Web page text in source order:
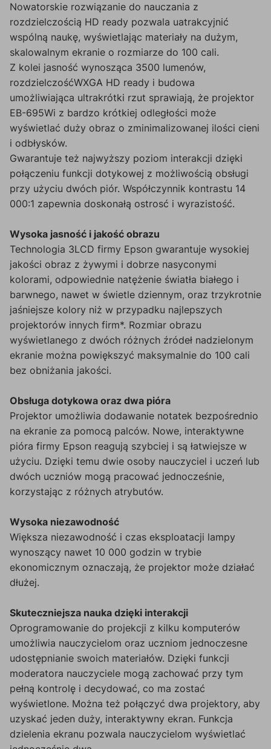
Nowatorskie rozwiązanie do nauczania z
rozdzielczością HD ready pozwala uatrakcyjnić
wspólną naukę, wyświetlając materiały na dużym,
skalowalnym ekranie o rozmiarze do 100 cali.
Z kolei jasność wynosząca 3500 lumenów,
rozdzielczośćWXGA HD ready i budowa
umożliwiająca ultrakrótki rzut sprawiają, że projektor
EB-695Wi z bardzo krótkiej odległości może
wyświetlać duży obraz o zminimalizowanej ilości cieni
i odbłysków.
Gwarantuje też najwyższy poziom interakcji dzięki
połączeniu funkcji dotykowej z możliwością obsługi
przy użyciu dwóch piór. Współczynnik kontrastu 14
000:1 zapewnia doskonałą ostrosć i wyrazistość.
Wysoka jasność i jakość obrazu
Technologia 3LCD firmy Epson gwarantuje wysokiej
jakości obraz z żywymi i dobrze nasyconymi
kolorami, odpowiednie natężenie światła białego i
barwnego, nawet w świetle dziennym, oraz trzykrotnie
jaśniejsze kolory niż w przypadku najlepszych
projektorów innych firm*. Rozmiar obrazu
wyświetlanego z dwóch różnych źródeł nadzielonym
ekranie można powiększyć maksymalnie do 100 cali
bez obniżania jakości.
Obsługa dotykowa oraz dwa pióra
Projektor umożliwia dodawanie notatek bezpośrednio
na ekranie za pomocą palców. Nowe, interaktywne
pióra firmy Epson reagują szybciej i są łatwiejsze w
użyciu. Dzięki temu dwie osoby nauczyciel i uczeń lub
dwóch uczniów mogą pracować jednocześnie,
korzystając z różnych atrybutów.
Wysoka niezawodność
Większa niezawodność i czas eksploatacji lampy
wynoszący nawet 10 000 godzin w trybie
ekonomicznym oznaczają, że projektor może działać
dłużej.
Skuteczniejsza nauka dzięki interakcji
Oprogramowanie do projekcji z kilku komputerów
umożliwia nauczycielom oraz uczniom jednoczesne
udostępnianie swoich materiałów. Dzięki funkcji
moderatora nauczyciele mogą zachować przy tym
pełną kontrolę i decydować, co ma zostać
wyświetlone. Można też połączyć dwa projektory, aby
uzyskać jeden duży, interaktywny ekran. Funkcja
dzielenia ekranu pozwala nauczycielom wyświetlać